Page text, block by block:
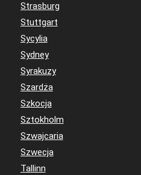
Strasburg
Stuttgart
Sycylia
Sydney
Syrakuzy
Szardża
Szkocja
Sztokholm
Szwajcaria
Szwecja
Tallinn